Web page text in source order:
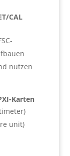
CAL
nutzen
Karten
unit)